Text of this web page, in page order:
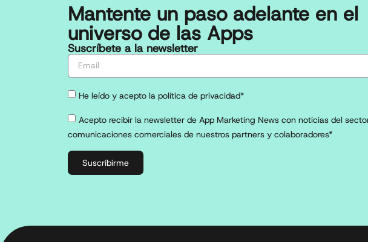
Mantente un paso adelante en el
universo de las Apps
Suscríbete a la newsletter
He leído y acepto la política de privacidad*
Acepto recibir la newsletter de App Marketing News con noticias del
comunicaciones comerciales de nuestros partners y colaboradores*
Suscribirme